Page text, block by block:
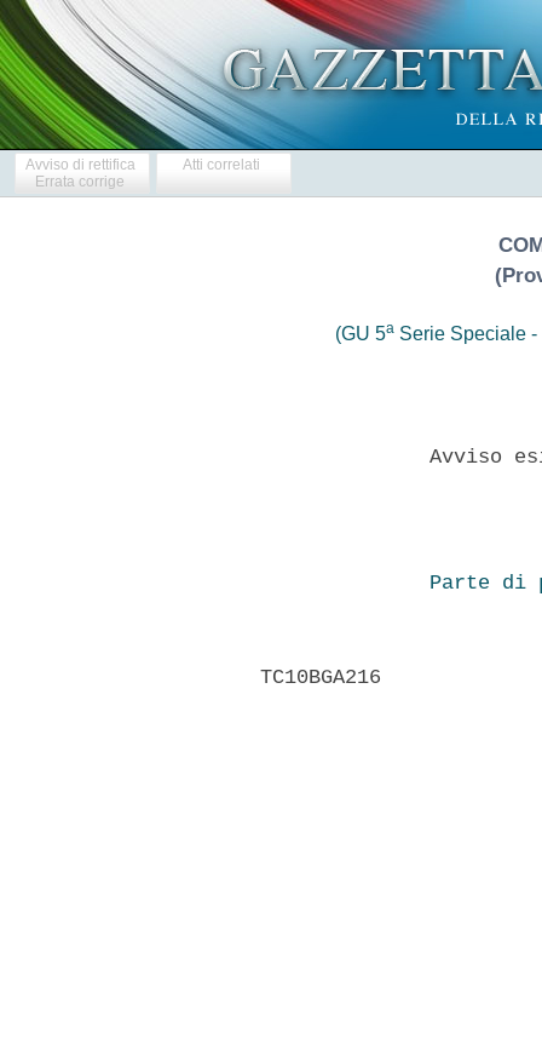
Avviso di rettifica
Errata corrige
Atti correlati
(GU 5a Serie Speciale
Avviso
Parte di